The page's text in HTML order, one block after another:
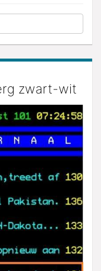
zwart-wit